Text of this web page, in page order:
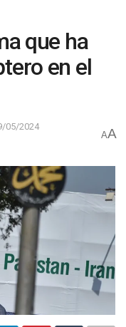
que ha
en el
05/2024
AA